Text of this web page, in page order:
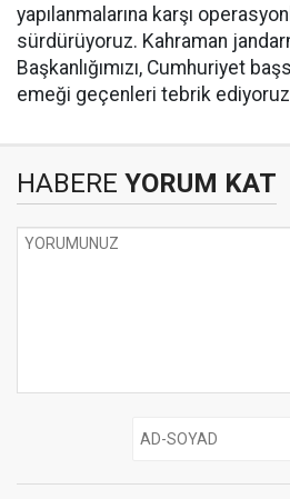
yapılanmalarına karşı
sürdürüyoruz. Kahraman
Başkanlığımızı, Cumhuriyet
emeği geçenleri tebrik
HABERE YORUM KAT